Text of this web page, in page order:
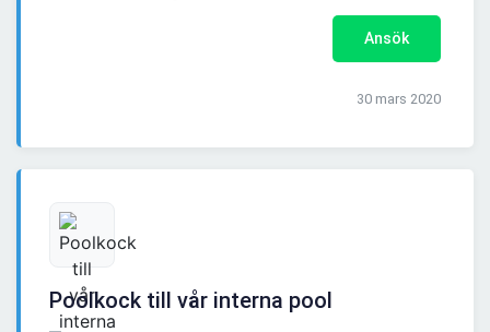
Ansök
30 mars 2020
Poolkock till vår interna pool